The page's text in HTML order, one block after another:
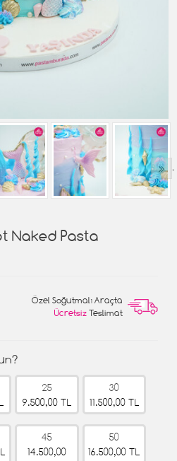
›
Naked Pasta
Özel Soğutmalı Araçta
Ücretsiz Teslimat
25
9.500,00 TL
30
11.500,00 TL
45
14.500,00
50
16.500,00 TL